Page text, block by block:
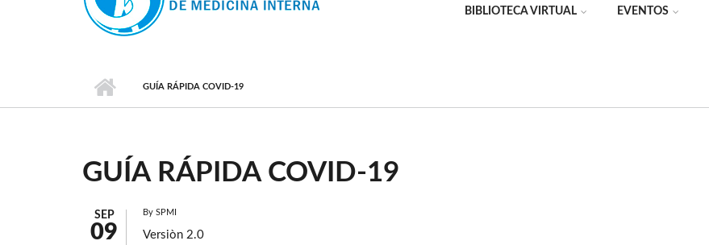
BIBLIOTECA VIRTUAL EVENTOS
GUÍA RÁPIDA COVID-19
GUÍA RÁPIDA COVID-19
SEP
09
By SPMI
Versiòn 2.0